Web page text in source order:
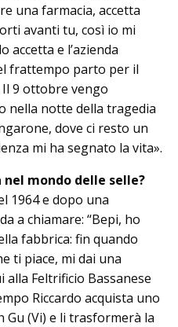
una farmacia, ac­cetta
avanti tu, così io mi
accetta e l’azienda
frattempo parto per il
Il 9 ottobre vengo
nella notte della tragedia
dove ci resto un
mi ha segnato la vita».
mondo delle selle?
1964 e dopo una
a chiamare: “Bepi, ho
fabbrica: fin quando
ti piace, mi dai una
alla Feltrificio Bassanese
Riccardo ac­quista uno
Gu (Vi) e li trasformerà la